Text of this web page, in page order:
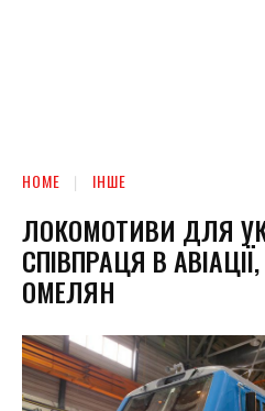
HOME ІНШЕ
ЛОКОМОТИВИ ДЛЯ
СПІВПРАЦЯ В
ОМЕЛЯН